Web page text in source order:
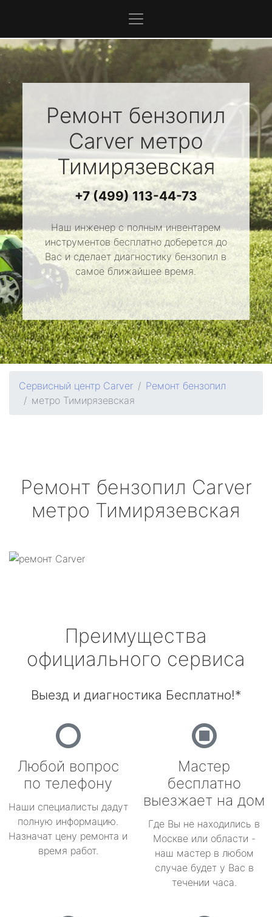
Ремонт бензопил
Carverметро
Тимирязевская
+7 (499) 113-44-73
Наш инженер с полным инвентарем
инструментов бесплатно доберется до
Вас и сделает диагностику бензопил в
самое ближайшее время.
Сервисный центр Carver
Ремонт бензопил
метро Тимирязевская
Ремонт бензопил Carver
метро Тимирязевская
Преимущества
официального сервиса
Выезд и диагностика Бесплатно!*
Любой вопрос
по телефону
Наши специалисты дадут
полную информацию.
Назначат цену ремонта и
время работ.
Мастер
бесплатно
выезжает на дом
Где Вы не находились в
Москве или области -
наш мастер в любом
случае будет у Вас в
течении часа.